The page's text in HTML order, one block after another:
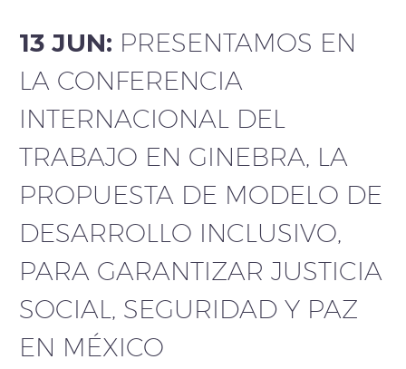
13 JUN: PRESENTAMOS EN
LA CONFERENCIA
INTERNACIONAL DEL
TRABAJO EN GINEBRA, LA
PROPUESTA DE MODELO DE
DESARROLLO INCLUSIVO,
PARA GARANTIZAR JUSTICIA
SOCIAL, SEGURIDAD Y PAZ
EN MÉXICO